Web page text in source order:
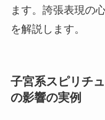
ます。誇張表現の
を解説します。
子宮系スピリチ
の影響の実例